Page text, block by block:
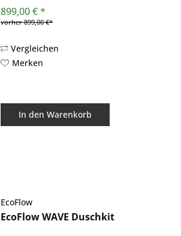
zuvor. Mit einem verbesserten Design,
deutlich gesteigerter Kühlleistung...
899,00 € *
vorher 899,00 €*
Vergleichen
Merken
In den Warenkorb
EcoFlow
EcoFlow WAVE Duschkit